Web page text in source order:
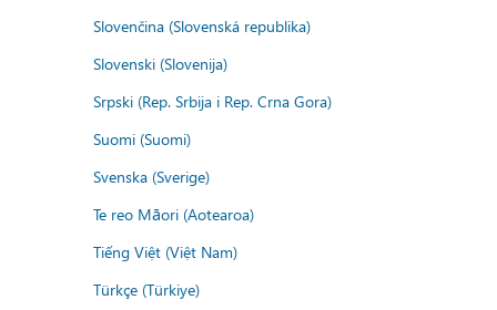
Slovenčina (Slovenská republika)
Slovenski (Slovenija)
Srpski (Rep. Srbija i Rep. Crna Gora)
Suomi (Suomi)
Svenska (Sverige)
Te reo Māori (Aotearoa)
Tiếng Việt (Việt Nam)
Türkçe (Türkiye)